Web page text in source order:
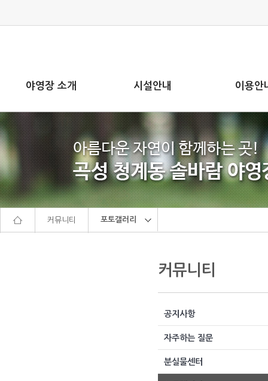
야영장 소개 시설안내 이용안
커뮤니티 포토갤러리
커뮤니티
공지사항
자주하는 질문
분실물센터